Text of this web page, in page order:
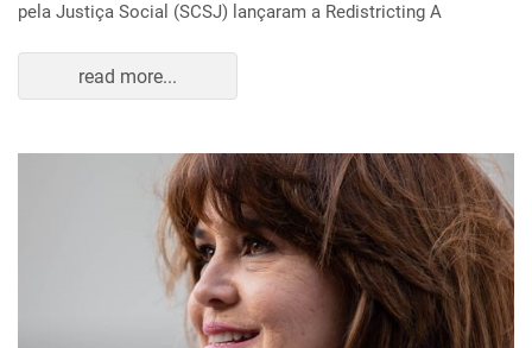
pela Justiça Social (SCSJ) lançaram a Redistricting A
read more...